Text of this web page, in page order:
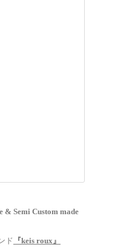
& Semi Custom made
ド 『keis roux』